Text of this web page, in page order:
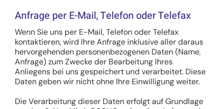
Anfrage per E-Mail, Telefon oder Telefax
Wenn Sie uns per E-Mail, Telefon oder Telefax
kontaktieren, wird Ihre Anfrage inklusive aller daraus
hervorgehenden personenbezogenen Daten (Name,
Anfrage) zum Zwecke der Bearbeitung Ihres
Anliegens bei uns gespeichert und verarbeitet. Diese
Daten geben wir nicht ohne Ihre Einwilligung weiter.
Die Verarbeitung dieser Daten erfolgt auf Grundlage